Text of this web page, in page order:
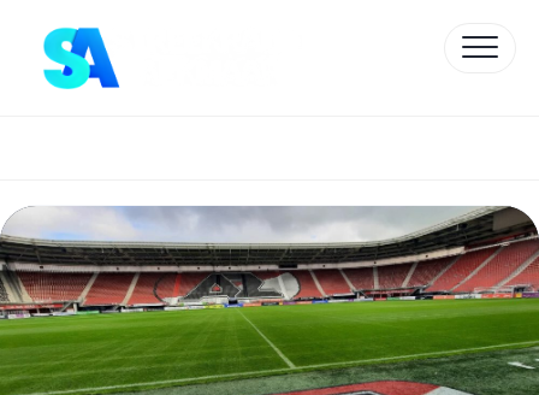
content
Protected by WP Anti-Hacker